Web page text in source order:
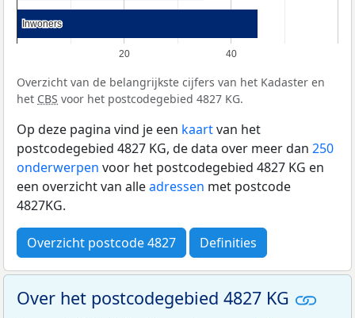
20 40
Inwoners
Inwoners
Overzicht van de belangrijkste cijfers van het Kadaster en
het CBS voor het postcodegebied 4827 KG.
Op deze pagina vind je een kaartvan het
postcodegebied 4827 KG, de data over meer dan 250
onderwerpen voor het postcodegebied 4827 KG en
een overzicht van alleadressen met postcode
4827KG.
Overzicht postcode 4827 Definities
Over het postcodegebied 4827 KG